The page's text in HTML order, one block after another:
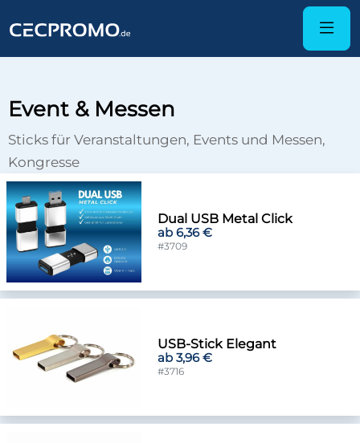
Event & Messen
Sticks für Veranstaltungen, Events und Messen,
Kongresse
Dual USB Metal Click
ab 6,36 €
#3709
USB-Stick Elegant
ab 3,96 €
#3716